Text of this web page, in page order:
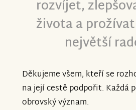
rozvíjet,
života a
největší
Děkujeme všem, kteří se
na její cestě podpořit. Každá
obrovský význam.